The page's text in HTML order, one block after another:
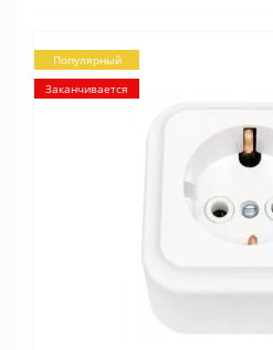
Популярный
Заканчивается